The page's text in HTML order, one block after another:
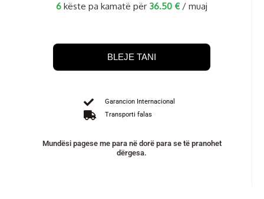
6 këste pa kamatë për 36.50 € / muaj
BLEJE TANI
Garancion Internacional
Transporti falas
Mundësi pagese me para në dorë para se të pranohet
dërgesa.